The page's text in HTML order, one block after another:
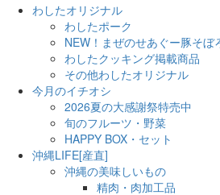
わしたオリジナル
わしたポーク
NEW！まぜのせあぐー豚そぼ
わしたクッキング掲載商品
その他わしたオリジナル
今月のイチオシ
2026夏の大感謝祭特売中
旬のフルーツ・野菜
HAPPY BOX・セット
沖縄LIFE[産直]
沖縄の美味しいもの
精肉・肉加工品